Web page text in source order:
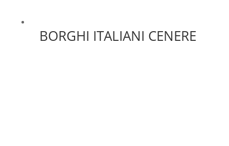
BORGHI ITALIANI CENERE